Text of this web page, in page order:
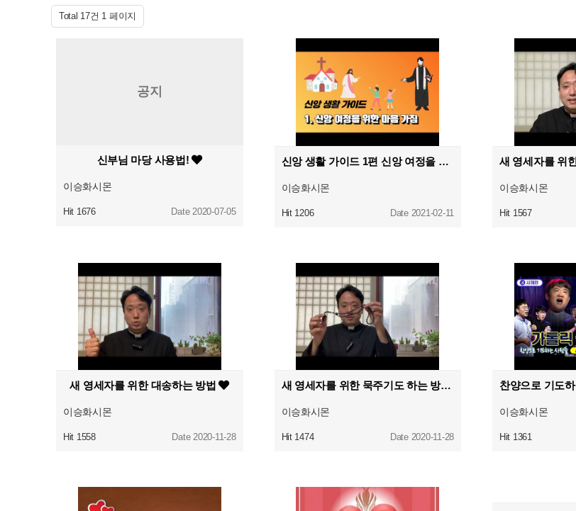
Total 17건 1 페이지
공지
신부님 마당 사용법!
이승화시몬
Hit 1676 Date 2020-07-05
신앙 생활 가이드 1편 신앙 여정을 위한 마음가짐
이승화시몬
Hit 1206 Date 2021-02-11
이승화시몬
Hit 1567
새 영세자를 위한 대송하는 방법
이승화시몬
Hit 1558 Date 2020-11-28
새 영세자를 위한 묵주기도 하는 방법
이승화시몬
Hit 1474 Date 2020-11-28
이승화시몬
Hit 1361